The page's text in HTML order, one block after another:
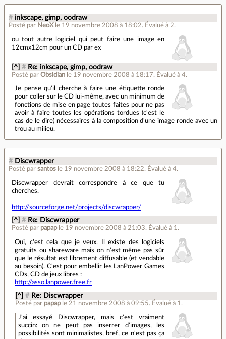
# inkscape, gimp, oodraw
Posté par NeoX le 19 novembre 2008 à 18:02. Évalué à 2.
ou tout autre logiciel qui peut faire une image en
12cmx12cm pour un CD par ex
[^] # Re: inkscape, gimp, oodraw
Posté parObsidian le 19 novembre 2008 à 18:17. Évalué à4.
Je pense qu'il cherche à faire une étiquette ronde
pour coller sur le CD lui-même, avec un minimum de
fonctions de mise en page toutes faites pour ne pas
avoir à faire toutes les opérations tordues (c'est le
cas de le dire) nécessaires à la composition d'une image ronde avec un
trou au milieu.
# Discwrapper
Posté par santos le 19 novembre 2008 à 18:22. Évalué à 4.
Discwrapper devrait correspondre à ce que tu
cherches.
http://sourceforge.net/projects/discwrapper/
[^] # Re: Discwrapper
Posté par papap le 19 novembre 2008 à 21:03. Évalué à 1 .
Oui, c'est cela que je veux. Il existe des logiciels
gratuits ou shareware mais on n'est même pas sûr
que le résultat est librement diffusable (et vendable
au besoin). C'est pour embellir les LanPower Games
CDs, CD de jeux libres :
http://asso.lanpower.free.fr
[^] # Re: Discwrapper
Posté par papap le 21 novembre 2008 à 09:55. Évalué à 1 .
J'ai essayé Discwrapper, mais c'est vraiment
succin: on ne peut pas inserrer d'images, les
possibilités sont minimalistes, bref, ce n'est pas ça